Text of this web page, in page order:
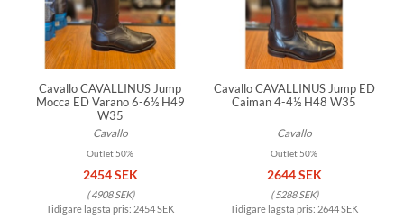
Cavallo CAVALLINUS Jump
Mocca ED Varano 6-6½ H49
W35
Cavallo
Outlet 50%
2454 SEK
(4908 SEK)
Tidigare lägsta pris: 2454 SEK
Cavallo CAVALLINUS Jump ED
Caiman 4-4½ H48 W35
Cavallo
Outlet 50%
2644 SEK
(5288 SEK)
Tidigare lägsta pris: 2644 SEK